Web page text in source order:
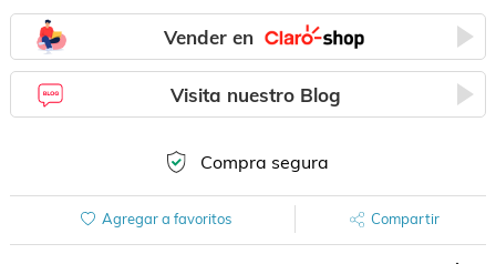
Vender en
Visita nuestro Blog
Compra segura
Agregar a favoritos Compartir